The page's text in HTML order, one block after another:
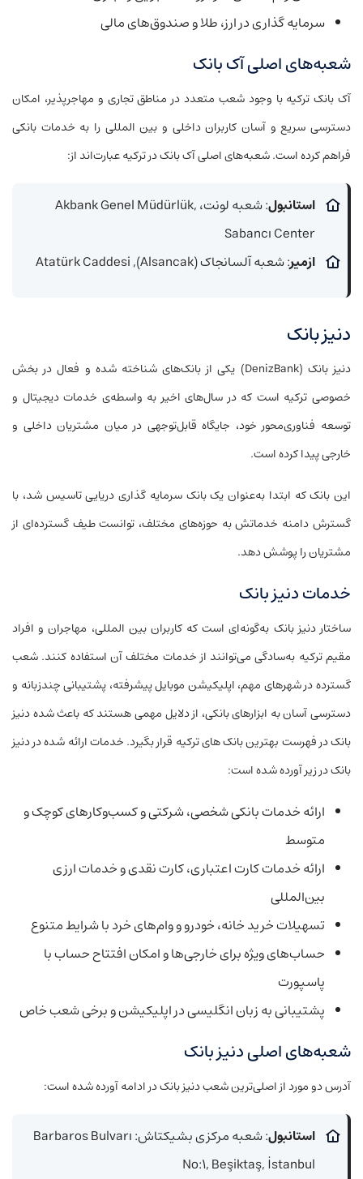
سرمایه گذاری در ارز، طلا و صندوق‌های مالی
شعبه‌های اصلی آک بانک
آک بانک ترکیه با وجود شعب متعدد در مناطق تجاری و مهاجرپذیر، امکان
دسترسی سریع و آسان کاربران داخلی و بین المللی را به خدمات بانکی
فراهم کرده است. شعبه‌های اصلی آک بانک در ترکیه عبارت‌اند از:
استانبول
: شعبه لونت، Akbank Genel Müdürlük,
Sabancı Center
ازمیر: شعبه آلسانجاک (Alsancak), Atatürk Caddesi
دنیز بانک
دنیز بانک (DenizBank) یکی از بانک‌های شناخته‌ شده و فعال در بخش
خصوصی ترکیه است که در سال‌های اخیر به واسطه‌ی خدمات دیجیتال و
توسعه‌ فناوری‌محور خود، جایگاه قابل‌توجهی در میان مشتریان داخلی و
خارجی پیدا کرده است.
این بانک که ابتدا به‌عنوان یک بانک سرمایه گذاری دریایی تاسیس شد، با
گسترش دامنه خدماتش به حوزه‌های مختلف، توانست طیف گسترده‌ای از
مشتریان را پوشش دهد.
خدمات دنیز بانک
ساختار دنیز بانک به‌گونه‌ای است که کاربران بین المللی، مهاجران و افراد
مقیم ترکیه به‌سادگی می‌توانند از خدمات مختلف آن استفاده کنند. شعب
گسترده در شهرهای مهم، اپلیکیشن‌ موبایل پیشرفته، پشتیبانی چندزبانه و
دسترسی آسان به ابزارهای بانکی، از دلایل مهمی هستند که باعث شده دنیز
بانک در فهرست بهترین بانک‌ های ترکیه قرار بگیرد. خدمات ارائه شده در دنیز
بانک در زیر آورده شده است:
ارائه خدمات بانکی شخصی، شرکتی و کسب‌وکارهای کوچک و
متوسط
ارائه خدمات کارت اعتباری، کارت نقدی و خدمات ارزی
بین‌المللی
تسهیلات خرید خانه، خودرو و وام‌های خرد با شرایط متنوع
حساب‌های ویژه برای خارجی‌ها و امکان افتتاح حساب با
پاسپورت
پشتیبانی به زبان انگلیسی در اپلیکیشن و برخی شعب خاص
شعبه‌های اصلی دنیز بانک
آدرس دو مورد از اصلی‌ترین شعب دنیز بانک در ادامه آورده شده است:
استانبول
: شعبه مرکزی بشیکتاش: Barbaros Bulvarı
No:۱, Beşiktaş, İstanbul